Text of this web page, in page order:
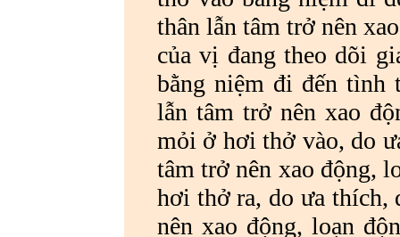
thân lẫn tâm trở nên
của vị đang theo dõi
bằng niệm đi đến tình
lẫn tâm trở nên xao
mỏi ở hơi thở vào, do
tâm trở nên xao động,
hơi thở ra, do ưa thích,
nên xao động, loạn